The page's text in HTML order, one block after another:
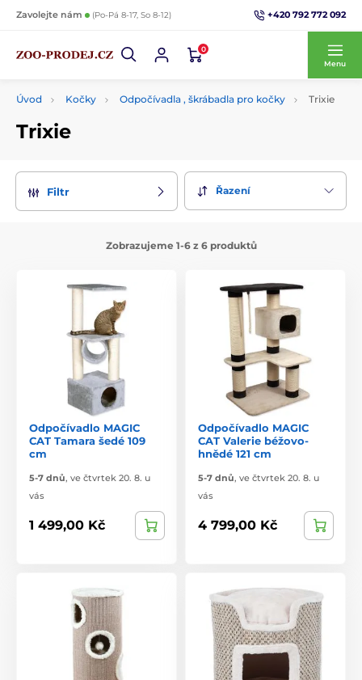
Zavolejte nám (Po-Pá 8-17, So 8-12) +420 792 772 092
0
Menu
Úvod Kočky Odpočívadla , škrábadla pro kočky Trixie
Trixie
Filtr Řazení
Zobrazujeme 1-6 z 6 produktů
Odpočívadlo MAGIC
CAT Tamara šedé 109
cm
5-7 dnů, ve čtvrtek 20. 8. u
vás
1 499,00 Kč
Odpočívadlo MAGIC
CAT Valerie béžovo-
hnědé 121 cm
5-7 dnů, ve čtvrtek 20. 8. u
vás
4 799,00 Kč